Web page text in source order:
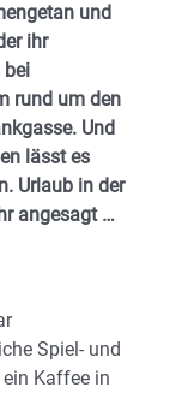
und
ihr
bei
rund um den
Und
lässt es
Urlaub in der
angesagt …
Spiel- und
Kaffee in